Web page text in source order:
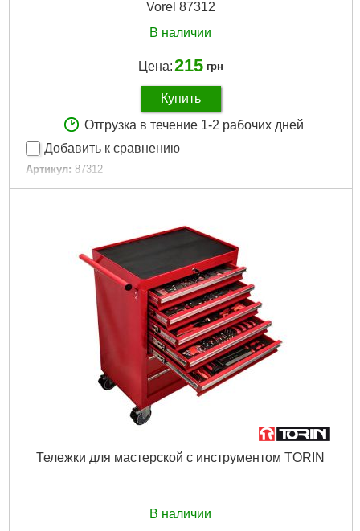
Vorel 87312
В наличии
Цена:215 грн
Купить
Отгрузка в течение 1-2 рабочих дней
Добавить к сравнению
Артикул: 87312
Код товара: 22.34.37
кровать
Поворотные
Нагрузка max:
60 кг
100 мм
130 мм
27 мм
Габариты упаковки:
130x120x100 мм
635 г
Подробнее...
Тележки для мастерской с инструментом TORIN
В наличии